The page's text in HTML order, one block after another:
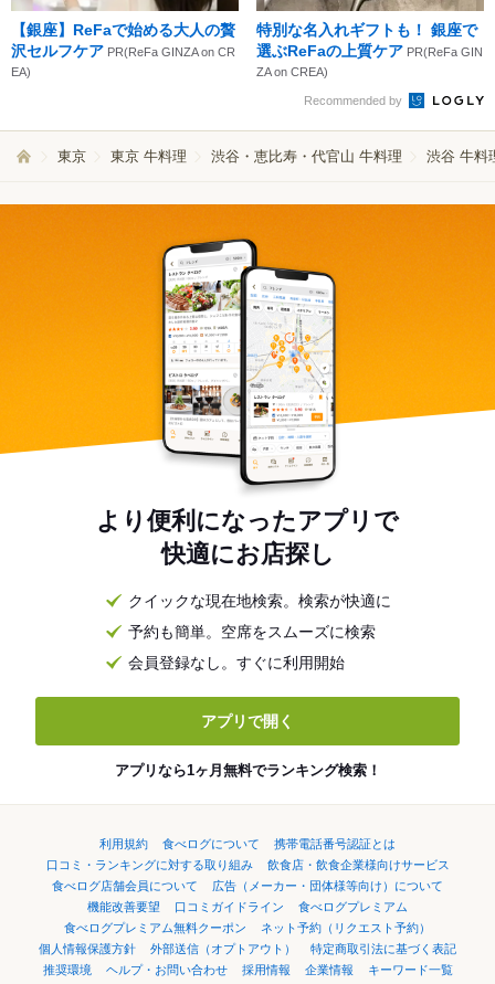
【銀座】ReFaで始める大人の贅
沢セルフケア PR(ReFa GINZA on CR
EA)
特別な名入れギフトも！ 銀座で
選ぶReFaの上質ケア PR(ReFa GIN
ZA on CREA)
Recommended by
東京 東京 牛料理 渋谷・恵比寿・代官山 牛料理 渋谷 牛料
より便利になったアプリで
快適にお店探し
クイックな現在地検索。検索が快適に
予約も簡単。空席をスムーズに検索
会員登録なし。すぐに利用開始
アプリで開く
アプリなら1ヶ月無料でランキング検索！
利用規約 食べログについて
携帯電話番号認証とは
口コミ・ランキングに対する取り組み
飲食店・飲食企業様向けサービス
食べログ店舗会員について
広告（メーカー・団体様等向け）について
機能改善要望
口コミガイドライン
食べログプレミアム
食べログプレミアム無料クーポン
ネット予約（リクエスト予約）
個人情報保護方針
外部送信（オプトアウト）
特定商取引法に基づく表記
推奨環境
ヘルプ・お問い合わせ 採用情報 企業情報 キーワード一覧